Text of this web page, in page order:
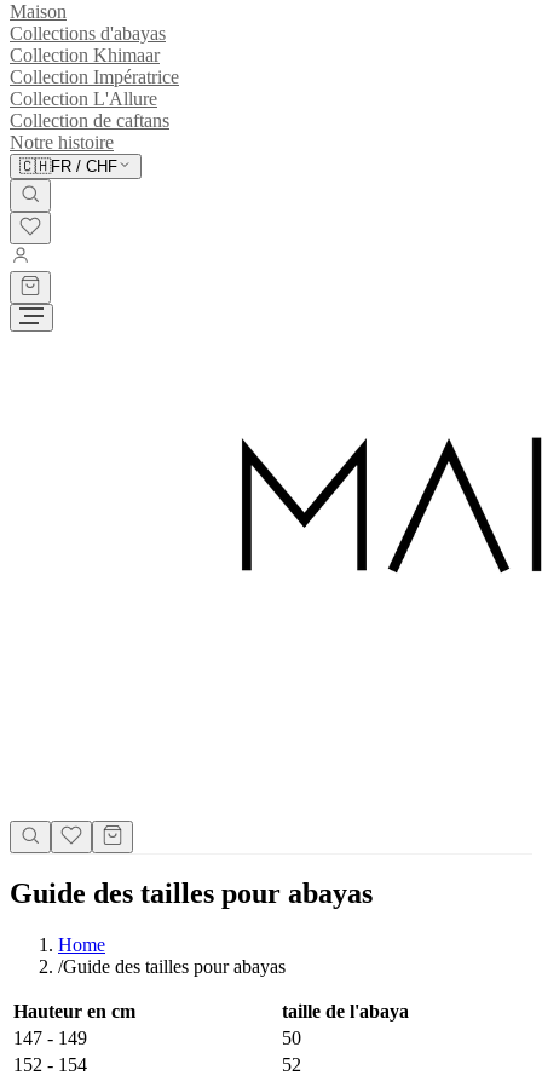
Maison
Collections d'abayas
Collection Khimaar
Collection Impératrice
Collection L'Allure
Collection de caftans
Notre histoire
🇨🇭FR / CHF
Guide des tailles pour abayas
Home
/Guide des tailles pour abayas
Hauteur en cm
taille de l'abaya
147 - 149
50
152 - 154
52